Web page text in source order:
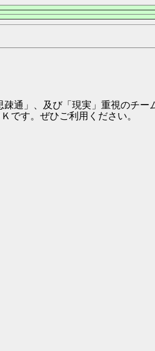
通」、及び「現実」重視のチー
です。ぜひご利用ください。